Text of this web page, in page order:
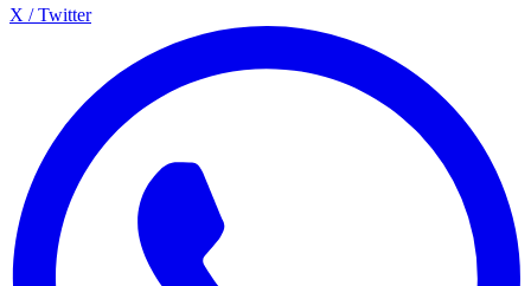
X / Twitter